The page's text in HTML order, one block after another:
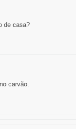
de casa?
carvão.